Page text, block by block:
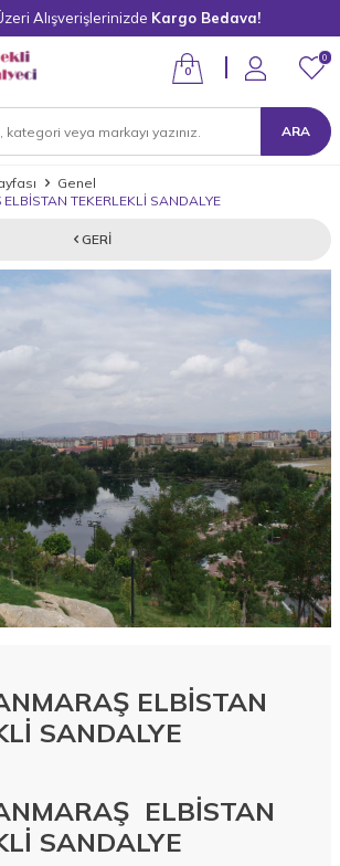
Alışverişlerinizde Kargo Bedava!
ARA
0
0
Genel
TEKERLEKLİ SANDALYE
GERI
ELBİSTAN
SANDALYE
ELBİSTAN
SANDALYE